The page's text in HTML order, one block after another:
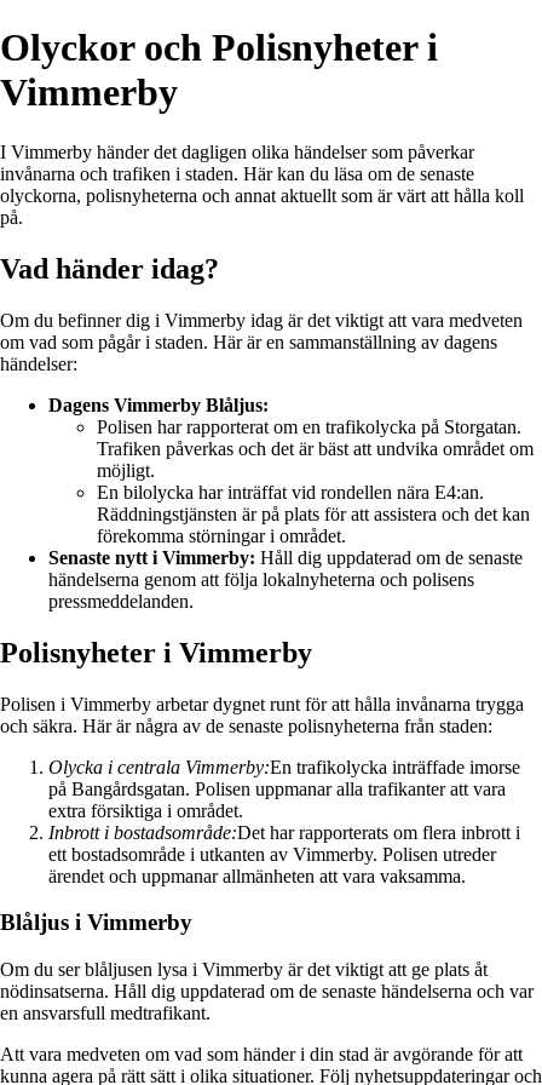
Olyckor och Polisnyheter i
Vimmerby
I Vimmerby händer det dagligen olika händelser som påverkar
invånarna och trafiken i staden. Här kan du läsa om de senaste
olyckorna, polisnyheterna och annat aktuellt som är värt att hålla koll
på.
Vad händer idag?
Om du befinner dig i Vimmerby idag är det viktigt att vara medveten
om vad som pågår i staden. Här är en sammanställning av dagens
händelser:
Dagens Vimmerby Blåljus:
Polisen har rapporterat om en trafikolycka på Storgatan.
Trafiken påverkas och det är bäst att undvika området om
möjligt.
En bilolycka har inträffat vid rondellen nära E4:an.
Räddningstjänsten är på plats för att assistera och det kan
förekomma störningar i området.
Senaste nytt i Vimmerby: Håll dig uppdaterad om de senaste
händelserna genom att följa lokalnyheterna och polisens
pressmeddelanden.
Polisnyheter i Vimmerby
Polisen i Vimmerby arbetar dygnet runt för att hålla invånarna trygga
och säkra. Här är några av de senaste polisnyheterna från staden:
Olycka i centrala Vimmerby:En trafikolycka inträffade imorse
på Bangårdsgatan. Polisen uppmanar alla trafikanter att vara
extra försiktiga i området.
Inbrott i bostadsområde:Det har rapporterats om flera inbrott i
ett bostadsområde i utkanten av Vimmerby. Polisen utreder
ärendet och uppmanar allmänheten att vara vaksamma.
Blåljus i Vimmerby
Om du ser blåljusen lysa i Vimmerby är det viktigt att ge plats åt
nödinsatserna. Håll dig uppdaterad om de senaste händelserna och var
en ansvarsfull medtrafikant.
Att vara medveten om vad som händer i din stad är avgörande för att
kunna agera på rätt sätt i olika situationer. Följ nyhetsuppdateringar och